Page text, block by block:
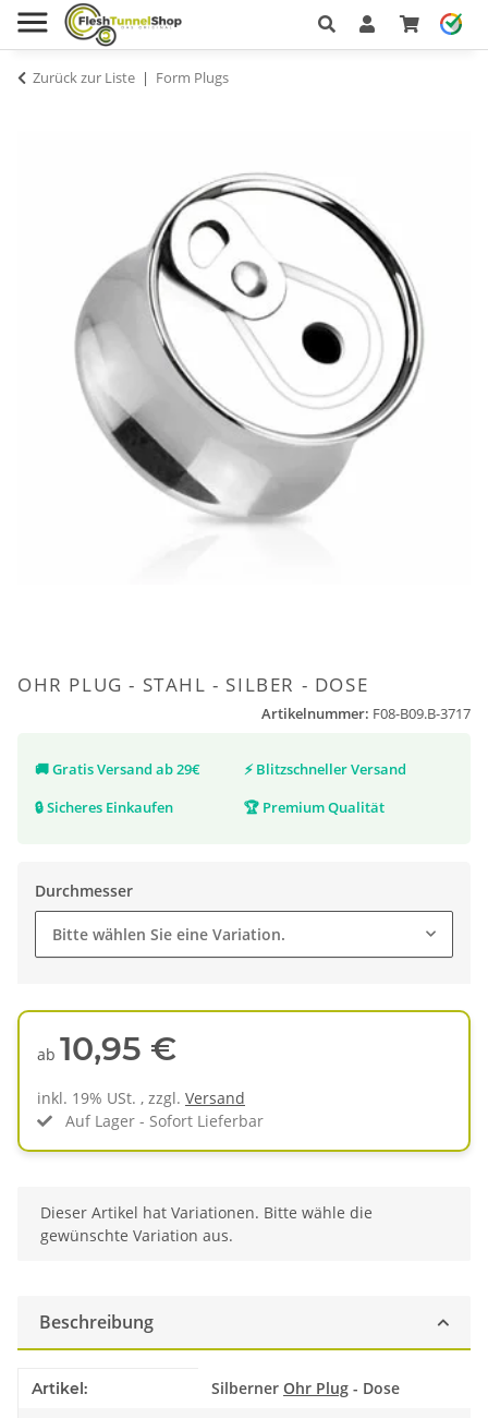
Zurück zur Liste Form Plugs
OHR PLUG - STAHL - SILBER - DOSE
Artikelnummer: F08-B09.B-3717
🚚Gratis Versand ab 29€ ⚡ Blitzschneller Versand
🔒Sicheres Einkaufen 🏆 Premium Qualität
Durchmesser
Bitte wählen Sie eine Variation.
ab 10,95 €
inkl. 19% USt. , zzgl. Versand
Auf Lager - Sofort Lieferbar
x
Dieser Artikel hat Variationen. Bitte wähle die
gewünschte Variation aus.
Beschreibung
Produkteigenschaft
Wert
Artikel: Silberner Ohr Plug - Dose